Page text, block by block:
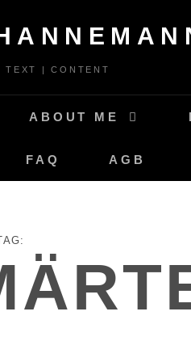
TEXT | CONTENT
ABOUT ME
FAQ AGB